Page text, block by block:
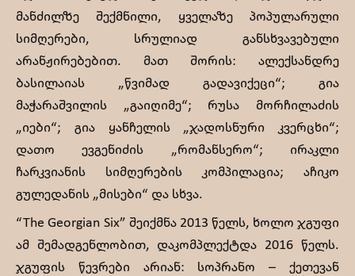
მანძილზე შექმნილი, ყველაზე პოპულარული
სიმღერები, სრულიად განსხვავებული
არანჟირებებით. მათ შორის: ალექსანდრე
ბასილაიას „წვიმად გადავიქეცი“; გია
მაჭარაშვილის „გაიღიმე“; რუსა მორჩილაძის
„იები“; გია ყანჩელის „ჯადოსნური კვერცხი“;
დათო ევგენიძის „რომანსერო“; ირაკლი
ჩარკვიანის სიმღერების კომპილაცია; აჩიკო
გულედანის „მისები“ და სხვა.
“The Georgian Six” შეიქმნა 2013 წელს, ხოლო ჯგუფი
ამ შემადგენლობით, დაკომპლექტდა 2016 წელს.
ჯგუფის წევრები არიან: სოპრანო – ქეთევან